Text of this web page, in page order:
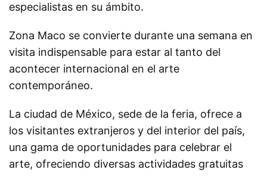
especialistas en su ámbito.
Zona Maco se convierte durante una semana en
visita indispensable para estar al tanto del
acontecer internacional en el arte
contemporáneo.
La ciudad de México, sede de la feria, ofrece a
los visitantes extranjeros y del interior del país,
una gama de oportunidades para celebrar el
arte, ofreciendo diversas actividades gratuitas